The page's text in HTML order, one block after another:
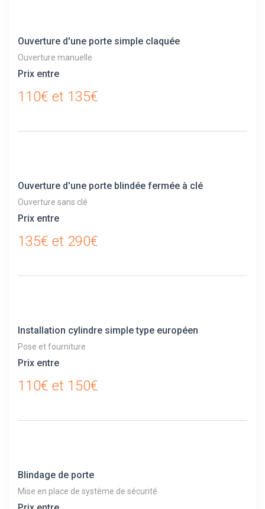
Ouverture d'une porte simple claquée
Ouverture manuelle
Prix entre
110€ et 135€
Ouverture d'une porte blindée fermée à clé
Ouverture sans clé
Prix entre
135€ et 290€
Installation cylindre simple type européen
Pose et fourniture
Prix entre
110€ et 150€
Blindage de porte
Mise en place de système de sécurité